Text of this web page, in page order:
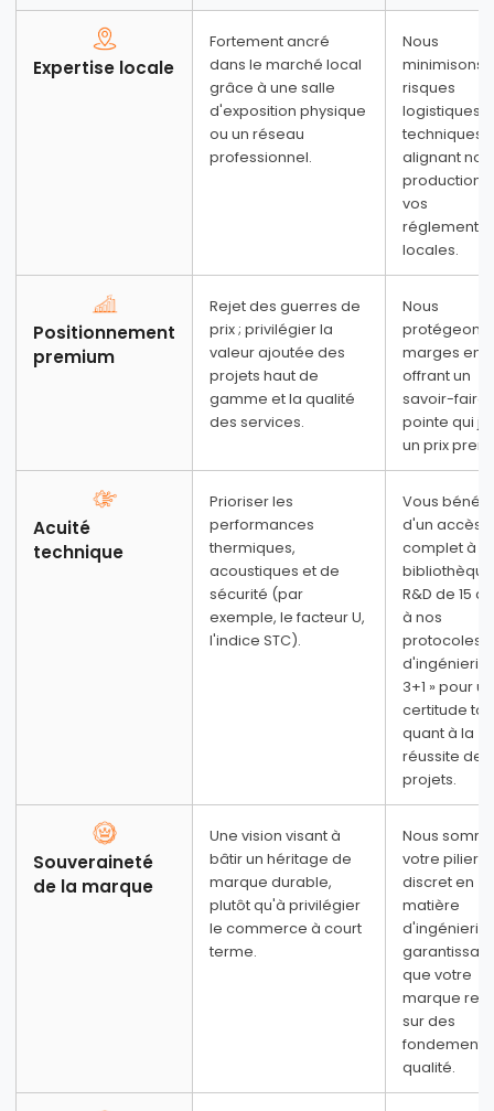
contentons pas de fournir des produits ; nous
favorisons votre réussite. Un plan d'affaires bien
structuré est la première étape vers un
partenariat OBM prioritaire. Téléchargez notre
modèle pour aligner votre vision sur notre
Identité et positionnement sur le marché
1. Votre modèle d'entreprise préféré
2. Étendue géographique :
Quelles villes ou régions spécifiques comptez-vous
3. Principaux segments de clientèle :
Qui sont vos principaux clients ? (par exemple,
résidentiel de luxe, commercial, rénovation)
Stratégie de concurrence et de produit
4. Paysage concurrentiel :
Quelles sont les principales marques locales et quel
est votre avantage concurrentiel par rapport à
elles ?
5. Sélection de la gamme de produits de
base
Expertise locale
Fortement ancré
dans le marché local
grâce à une salle
d'exposition physique
ou un réseau
professionnel.
Nous
minimisons
risques
logistiques
techniques
alignant
production
vos
locales.
Positionnement
premium
Rejet des guerres de
prix ; privilégier la
valeur ajoutée des
projets haut de
gamme et la qualité
des services.
Nous
protégeons
marges en
offrant un
savoir-faire
pointe qui
un prix
Acuité
technique
Prioriser les
performances
thermiques,
acoustiques et de
sécurité (par
exemple, le facteur U,
l'indice STC).
Vous
d'un accès
complet à
R&D de 15
à nos
protocoles
d'ingénierie
3+1 » pour
certitude
quant à la
réussite de
projets.
Souveraineté
de la marque
Une vision visant à
bâtir un héritage de
marque durable,
plutôt qu'à privilégier
le commerce à court
terme.
Nous
votre pilier
discret en
matière
d'ingénierie,
garantissant
que votre
marque
sur des
qualité.